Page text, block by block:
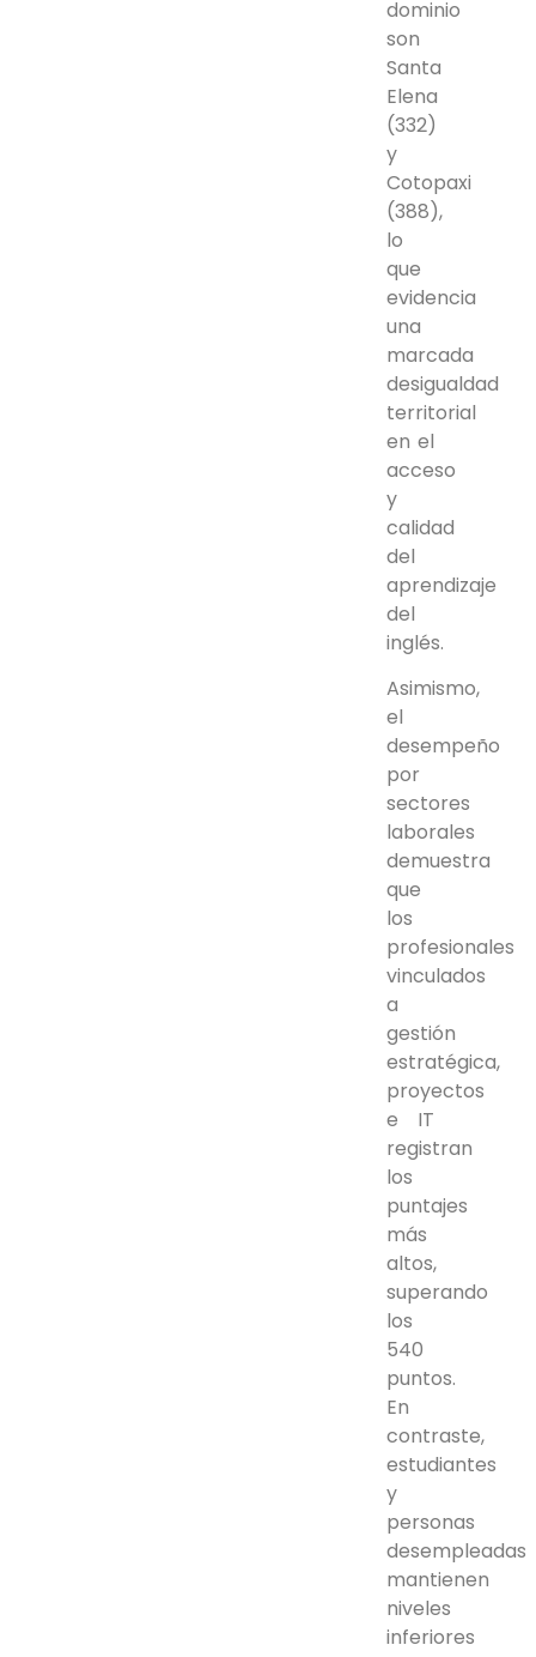
dominio
son
Santa
Elena
(332)
y
Cotopaxi
(388),
lo
que
evidencia
una
marcada
desigualdad
territorial
en el
acceso
y
calidad
del
aprendizaje
del
inglés.
Asimismo,
el
desempeño
por
sectores
laborales
demuestra
que
los
profesionales
vinculados
a
gestión
estratégica,
proyectos
e IT
registran
los
puntajes
más
altos,
superando
los
540
puntos.
En
contraste,
estudiantes
y
personas
desempleadas
mantienen
niveles
inferiores